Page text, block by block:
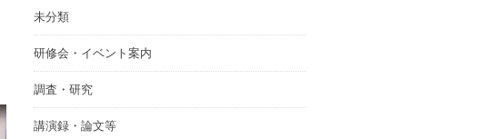
未分類
研修会・イベント案内
調査・研究
講演録・論文等